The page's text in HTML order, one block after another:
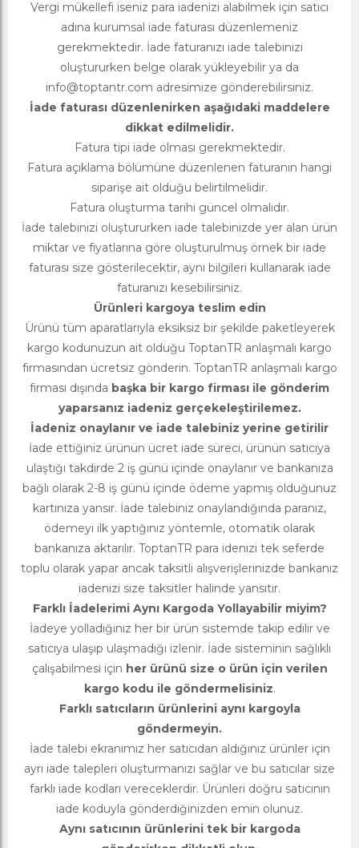
Vergi mükellefi iseniz para iadenizi alabilmek için satıcı
adına kurumsal iade faturası düzenlemeniz
gerekmektedir. İade faturanızı iade talebinizi
oluştururken belge olarak yükleyebilir ya da
info@toptantr.com adresimize gönderebilirsiniz.
İade faturası düzenlenirken aşağıdaki maddelere
dikkat edilmelidir.
Fatura tipi iade olması gerekmektedir.
Fatura açıklama bölümüne düzenlenen faturanın hangi
siparişe ait olduğu belirtilmelidir.
Fatura oluşturma tarihi güncel olmalıdır.
İade talebinizi oluştururken iade talebinizde yer alan ürün
miktar ve fiyatlarına göre oluşturulmuş örnek bir iade
faturası size gösterilecektir, aynı bilgileri kullanarak iade
faturanızı kesebilirsiniz.
Ürünleri kargoya teslim edin
Ürünü tüm aparatlarıyla eksiksiz bir şekilde paketleyerek
kargo kodunuzun ait olduğu ToptanTR anlaşmalı kargo
firmasından ücretsiz gönderin. ToptanTR anlaşmalı kargo
firması dışında başka bir kargo firması ile gönderim
yaparsanız iadeniz gerçekeleştirilemez.
İadeniz onaylanır ve iade talebiniz yerine getirilir
İade ettiğiniz ürünün ücret iade süreci, ürünün satıcıya
ulaştığı takdirde 2 iş günü içinde onaylanır ve bankanıza
bağlı olarak 2-8 iş günü içinde ödeme yapmış olduğunuz
kartınıza yansır. İade talebiniz onaylandığında paranız,
ödemeyi ilk yaptığınız yöntemle, otomatik olarak
bankanıza aktarılır. ToptanTR para idenizi tek seferde
toplu olarak yapar ancak taksitli alışverişlerinizde bankanız
iadenizi size taksitler halinde yansıtır.
Farklı İadelerimi Aynı Kargoda Yollayabilir miyim?
İadeye yolladığınız her bir ürün sistemde takip edilir ve
satıcıya ulaşıp ulaşmadığı izlenir. İade sisteminin sağlıklı
çalışabilmesi için her ürünü size o ürün için verilen
kargo kodu ile göndermelisiniz.
Farklı satıcıların ürünlerini aynı kargoyla
göndermeyin.
İade talebi ekranımız her satıcıdan aldığınız ürünler için
ayrı iade talepleri oluşturmanızı sağlar ve bu satıcılar size
farklı iade kodları vereceklerdir. Ürünleri doğru satıcının
iade koduyla gönderdiğinizden emin olunuz.
Aynı satıcının ürünlerini tek bir kargoda